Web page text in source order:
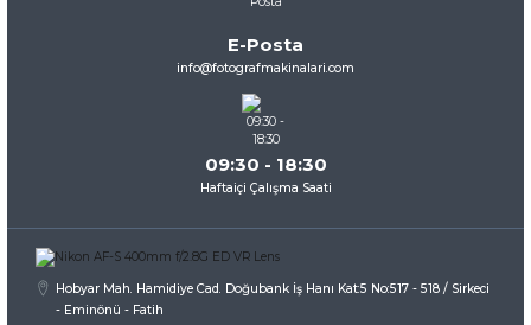
Ürün fiyatı diğer sitelerden daha pahalı.
E-Posta
info@fotografmakinalari.com
09:30 - 18:30
Haftaiçi Çalışma Saati
Hobyar Mah. Hamidiye Cad. Doğubank İş Hanı Kat:5 No:517 - 518 / Sirkeci
- Eminönü - Fatih